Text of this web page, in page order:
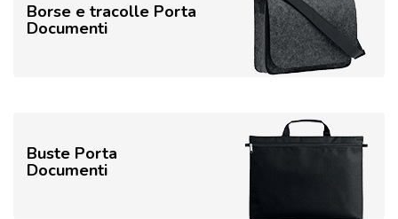
Borse e tracolle Porta
Documenti
Buste Porta
Documenti